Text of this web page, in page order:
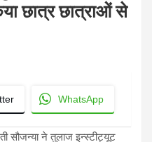
छात्र छात्राओं से
WhatsApp
सौजन्या ने तुलाज इन्स्टीट्यूट